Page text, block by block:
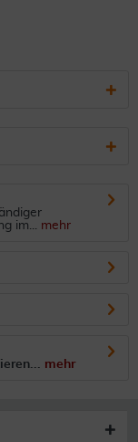
im... mehr
mehr